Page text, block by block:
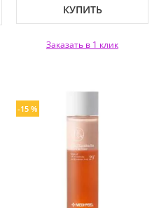
КУПИТЬ
Заказать в 1 клик
-15 %